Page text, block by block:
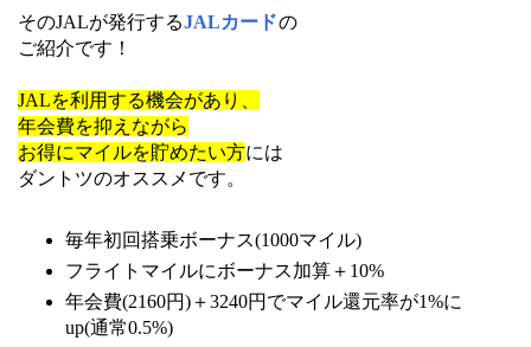
そのJALが発行するJALカードの
ご紹介です！
JALを利用する機会があり、
年会費を抑えながら
お得にマイルを貯めたい方には
ダントツのオススメです。
毎年初回搭乗ボーナス(1000マイル)
フライトマイルにボーナス加算＋10%
年会費(2160円)＋3240円でマイル還元率が1%に
up(通常0.5%)